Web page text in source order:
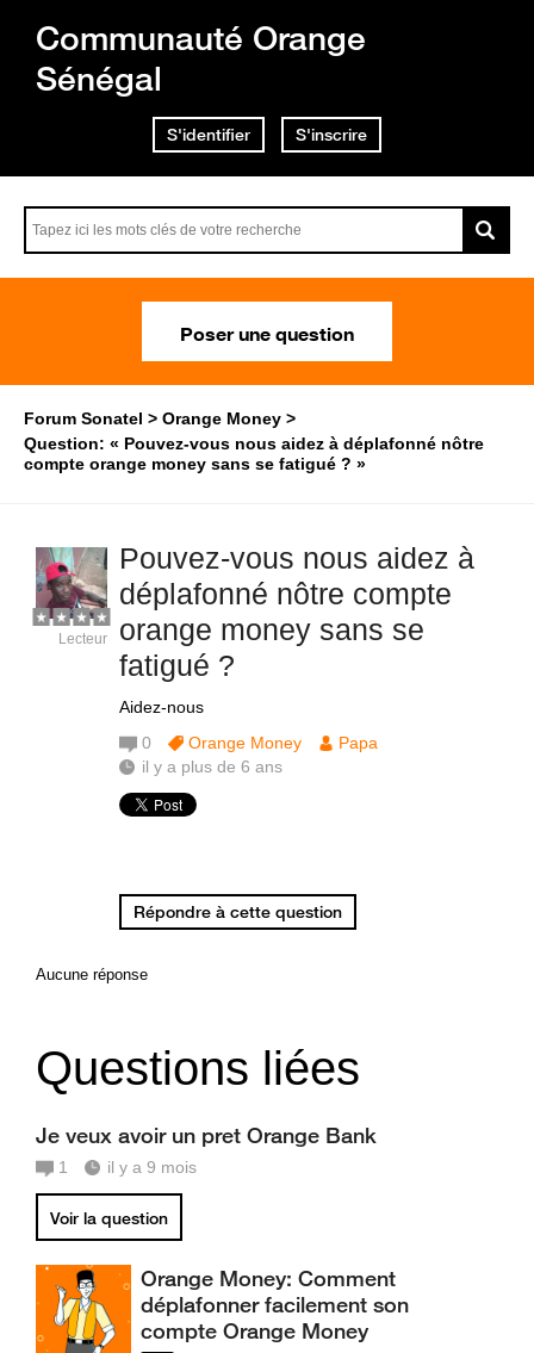
Communauté Orange
Sénégal
S'identifier S'inscrire
Poser une question
Forum Sonatel
Orange Money
Question: « Pouvez-vous nous aidez à déplafonné nôtre
compte orange money sans se fatigué ? »
Pouvez-vous nous aidez à
déplafonné nôtre compte
orange money sans se
fatigué ?
Aidez-nous
Lecteur
0 Orange Money
Papa
il y a plus de 6 ans
Répondre à cette question
Aucune réponse
Questions liées
Je veux avoir un pret Orange Bank
1 il y a 9 mois
Voir la question
Orange Money: Comment
déplafonner facilement son
compte Orange Money